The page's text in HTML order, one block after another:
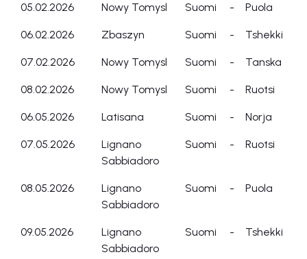
05.02.2026 Nowy Tomysl Suomi - Puola
06.02.2026 Zbaszyn Suomi - Tshekki
07.02.2026 Nowy Tomysl Suomi - Tanska
08.02.2026 Nowy Tomysl Suomi - Ruotsi
06.05.2026 Latisana Suomi - Norja
07.05.2026
Lignano
Sabbiadoro
Suomi - Ruotsi
08.05.2026
Lignano
Sabbiadoro
Suomi - Puola
09.05.2026
Lignano
Sabbiadoro
Suomi - Tshekki